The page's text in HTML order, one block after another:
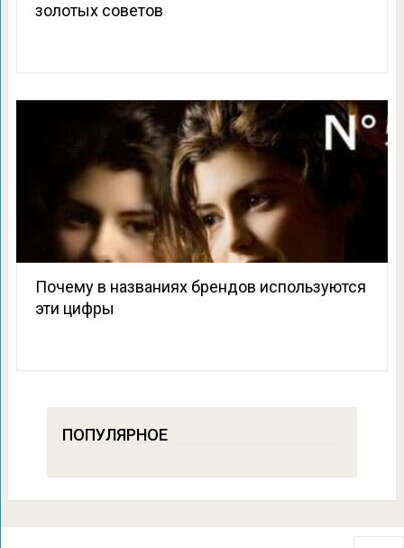
золотых советов
Почему в названиях брендов используются
эти цифры
ПОПУЛЯРНОЕ